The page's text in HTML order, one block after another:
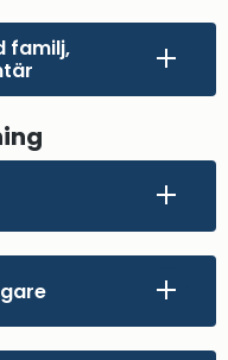
familj,